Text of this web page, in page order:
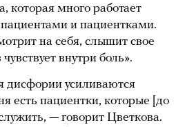
которая много работает
и пациентками.
на себя, слышит свое
внутри боль».
дисфории усиливаются
есть пациентки, которые [до
— говорит Цветкова.